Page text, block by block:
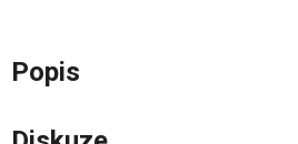
Popis